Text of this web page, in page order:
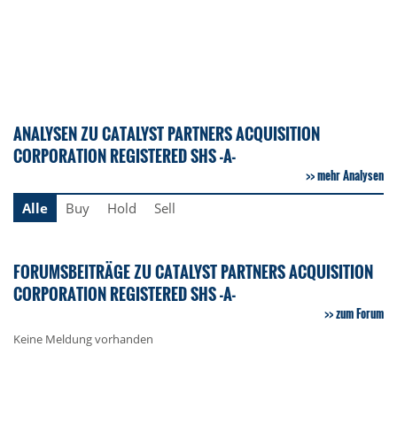
ANALYSEN ZU CATALYST PARTNERS ACQUISITION
CORPORATION REGISTERED SHS -A-
mehr Analysen
Alle
Buy Hold Sell
FORUMSBEITRÄGE ZU CATALYST PARTNERS ACQUISITION
CORPORATION REGISTERED SHS -A-
zum Forum
Keine Meldung vorhanden